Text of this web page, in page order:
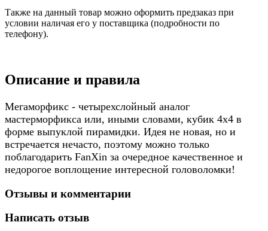
Также на данный товар можно оформить предзаказ при
условии наличая его у поставщика (подробности по
телефону).
Описание и правила
Мегаморфикс - четырехслойный аналог
мастерморфикса или, иными словами, кубик 4х4 в
форме выпуклой пирамидки. Идея не новая, но и
встречается нечасто, поэтому можно только
поблагодарить FanXin за очередное качественное и
недорогое воплощение интересной головоломки!
Отзывы и комментарии
Написать отзыв